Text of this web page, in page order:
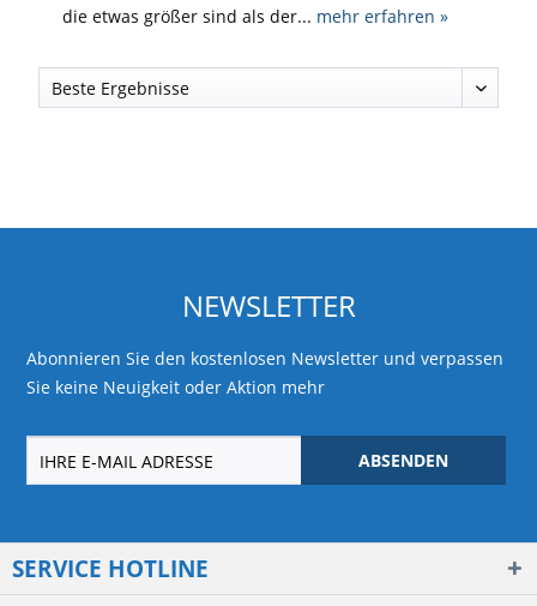
die etwas größer sind als der... mehr erfahren »
NEWSLETTER
Abonnieren Sie den kostenlosen Newsletter und verpassen
Sie keine Neuigkeit oder Aktion mehr
ABSENDEN
SERVICE HOTLINE